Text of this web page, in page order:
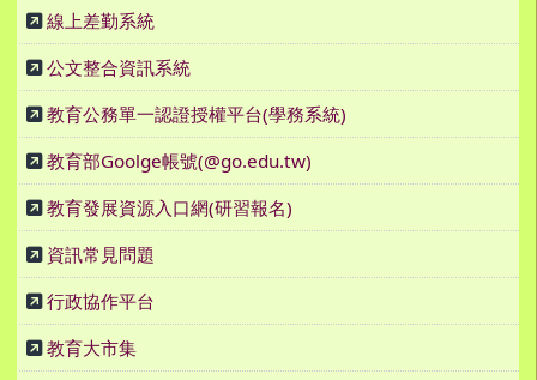
線上差勤系統
公文整合資訊系統
教育公務單一認證授權平台(學務系統)
教育部Goolge帳號(@go.edu.tw)
教育發展資源入口網(研習報名)
資訊常見問題
行政協作平台
教育大市集